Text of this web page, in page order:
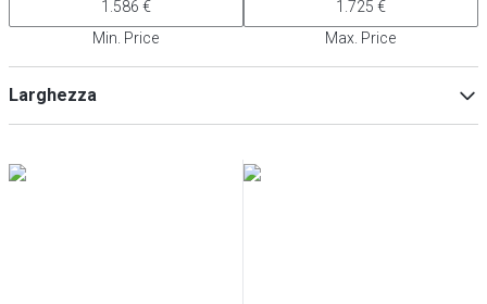
Min. Price Max. Price
Larghezza